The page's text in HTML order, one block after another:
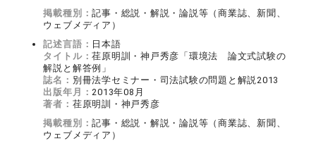
掲載種別：記事・総説・解説・論説等（商業誌、新聞、
ウェブメディア）
記述言語： 日本語
タイトル：荏原明訓・神戸秀彦「環境法 論文式試験の
解説と解答例」
誌名： 別冊法学セミナー・司法試験の問題と解説2013
出版年月：2013年08月
著者： 荏原明訓・神戸秀彦
掲載種別：記事・総説・解説・論説等（商業誌、新聞、
ウェブメディア）